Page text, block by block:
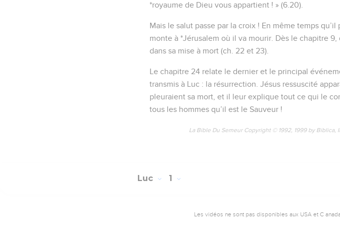
*royaume de Dieu vous appartient ! » (6.20).
Mais le salut passe par la croix ! En même temps
monte à *Jérusalem où il va mourir. Dès le chapitre
dans sa mise à mort (ch. 22 et 23).
Le chapitre 24 relate le dernier et le principal
transmis à Luc : la résurrection. Jésus ressuscité
pleuraient sa mort, et il leur explique tout ce qui le
tous les hommes qu’il est le Sauveur !
La Bible Du Semeur Copyright © 1992, 1999 by
Luc 1
Les vidéos ne sont pas disponibles aux USA et C